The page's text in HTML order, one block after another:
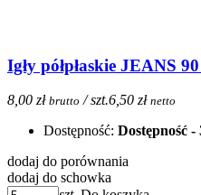
Igły półpłaskie JEANS
8,00 zł brutto / szt.6,50 zł netto
Dostępność: Dostępność -
dodaj do porównania
dodaj do schowka